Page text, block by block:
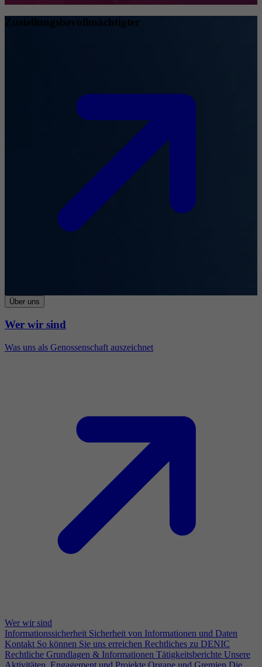
Zustellungsbevollmächtigter
Über uns
Wer wir sind
Was uns als Genossenschaft auszeichnet
Wer wir sind
Informationssicherheit Sicherheit von Informationen und Daten
Kontakt So können Sie uns erreichen Rechtliches zu DENIC
Rechtliche Grundlagen & Informationen Tätigkeitsberichte Unsere
Aktivitäten, Engagement und Projekte Organe und Gremien Die